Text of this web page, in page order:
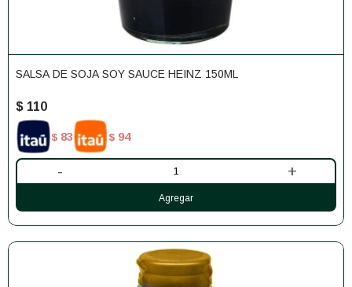
SALSA DE SOJA SOY SAUCE HEINZ 150ML
$ 110
$ 83 $ 94
- +